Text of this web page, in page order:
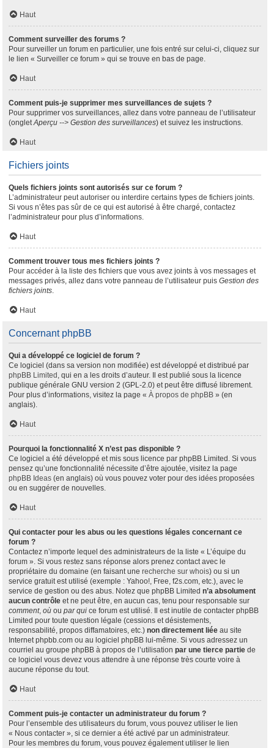
Haut
Comment surveiller des forums ?
Pour surveiller un forum en particulier, une fois entré sur celui-ci, cliquez sur
le lien « Surveiller ce forum » qui se trouve en bas de page.
Haut
Comment puis-je supprimer mes surveillances de sujets ?
Pour supprimer vos surveillances, allez dans votre panneau de l’utilisateur
(ongletAperçu --> Gestion des surveillances) et suivez les instructions.
Haut
Fichiers joints
Quels fichiers joints sont autorisés sur ce forum ?
L’administrateur peut autoriser ou interdire certains types de fichiers joints.
Si vous n’êtes pas sûr de ce qui est autorisé à être chargé, contactez
l’administrateur pour plus d’informations.
Haut
Comment trouver tous mes fichiers joints ?
Pour accéder à la liste des fichiers que vous avez joints à vos messages et
messages privés, allez dans votre panneau de l’utilisateur puis Gestion des
fichiers joints.
Haut
Concernant phpBB
Qui a développé ce logiciel de forum ?
Ce logiciel (dans sa version non modifiée) est développé et distribué par
phpBB Limited , qui en a les droits d’auteur. Il est publié sous la licence
publique générale GNU version 2 (GPL-2.0) et peut être diffusé librement.
Pour plus d’informations, visitez la page « À propos de phpBB » (en
anglais).
Haut
Pourquoi la fonctionnalité X n’est pas disponible ?
Ce logiciel a été développé et mis sous licence par phpBB Limited. Si vous
pensez qu’une fonctionnalité nécessite d’être ajoutée, visitez la page
phpBB Ideas (en anglais) où vous pouvez voter pour des idées proposées
ou en suggérer de nouvelles.
Haut
Qui contacter pour les abus ou les questions légales concernant ce
forum ?
Contactez n’importe lequel des administrateurs de la liste « L’équipe du
forum ». Si vous restez sans réponse alors prenez contact avec le
propriétaire du domaine (en faisant une recherche sur whois) ou si un
service gratuit est utilisé (exemple : Yahoo!, Free, f2s.com, etc.), avec le
service de gestion ou des abus. Notez que phpBB Limited n’a absolument
aucun contrôle et ne peut être, en aucun cas, tenu pour responsable sur
comment, où ou par qui ce forum est utilisé. Il est inutile de contacter phpBB
Limited pour toute question légale (cessions et désistements,
responsabilité, propos diffamatoires, etc.) non directement liée au site
Internet phpbb.com ou au logiciel phpBB lui-même. Si vous adressez un
courriel au groupe phpBB à propos de l’utilisation par une tierce partie de
ce logiciel vous devez vous attendre à une réponse très courte voire à
aucune réponse du tout.
Haut
Comment puis-je contacter un administrateur du forum ?
Pour l’ensemble des utilisateurs du forum, vous pouvez utiliser le lien
« Nous contacter », si ce dernier a été activé par un administrateur.
Pour les membres du forum, vous pouvez également utiliser le lien